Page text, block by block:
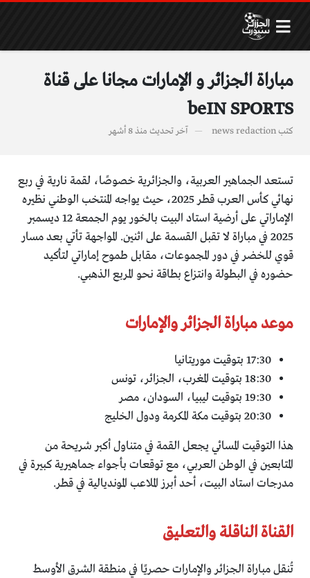
مباراة الجزائر و الإمارات مجانا على قناة
beIN SPORTS
كتبnews redaction آخر تحديث منذ 8 أشهر
تستعد الجماهير العربية، والجزائرية خصوصًا، لقمة نارية في ربع
نهائي كأس العرب قطر 2025، حيث يواجه المنتخب الوطني نظيره
الإماراتي على أرضية استاد البيت بالخور يوم الجمعة 12 ديسمبر
2025 في مباراة لا تقبل القسمة على اثنين. المواجهة تأتي بعد مسار
قوي للخضر في دور المجموعات، مقابل طموح إماراتي لتأكيد
حضوره في البطولة وانتزاع بطاقة نحو المربع الذهبي.
موعد مباراة الجزائر والإمارات
17:30 بتوقيت موريتانيا
18:30 بتوقيت المغرب، الجزائر، تونس
19:30 بتوقيت ليبيا، السودان، مصر
20:30 بتوقيت مكة المكرمة ودول الخليج
هذا التوقيت المسائي يجعل القمة في متناول أكبر شريحة من
المتابعين في الوطن العربي، مع توقعات بأجواء جماهيرية كبيرة في
مدرجات استاد البيت، أحد أبرز الملاعب المونديالية في قطر.
القناة الناقلة والتعليق
تُنقل مباراة الجزائر والإمارات حصريًا في منطقة الشرق الأوسط